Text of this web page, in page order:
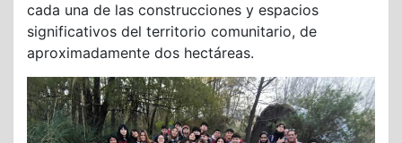
cada una de las construcciones y espacios
significativos del territorio comunitario, de
aproximadamente dos hectáreas.